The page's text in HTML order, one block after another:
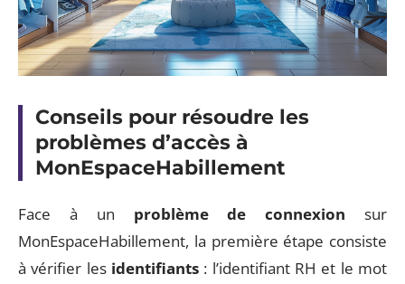
Conseils pour résoudre les
problèmes d’accès à
MonEspaceHabillement
Face à un problème de connexion sur
MonEspaceHabillement, la première étape consiste
à vérifier les identifiants : l’identifiant RH et le mot